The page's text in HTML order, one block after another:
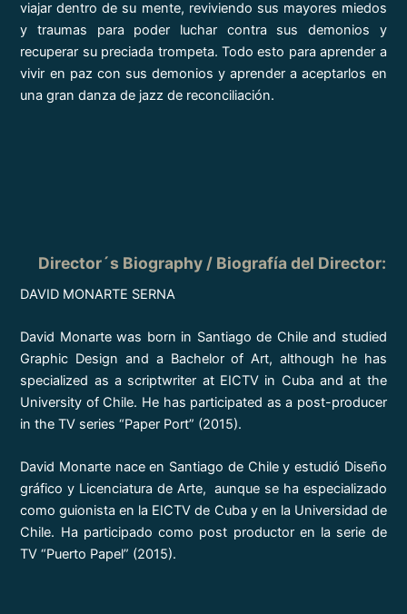
viajar dentro de su mente, reviviendo sus mayores miedos
y traumas para poder luchar contra sus demonios y
recuperar su preciada trompeta. Todo esto para aprender a
vivir en paz con sus demonios y aprender a aceptarlos en
una gran danza de jazz de reconciliación.
Director´s Biography / Biografía del Director:
DAVID MONARTE SERNA
David Monarte was born in Santiago de Chile and studied
Graphic Design and a Bachelor of Art, although he has
specialized as a scriptwriter at EICTV in Cuba and at the
University of Chile. He has participated as a post-producer
in the TV series “Paper Port” (2015).
David Monarte nace en Santiago de Chile y estudió Diseño
gráfico y Licenciatura de Arte, aunque se ha especializado
como guionista en la EICTV de Cuba y en la Universidad de
Chile. Ha participado como post productor en la serie de
TV “Puerto Papel” (2015).